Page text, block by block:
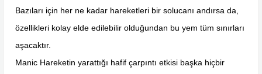
Bazıları için her ne kadar hareketleri bir solucanı andırsa da,
özellikleri kolay elde edilebilir olduğundan bu yem tüm sınırları
aşacaktır.
Manic Hareketin yarattığı hafif çarpıntı etkisi başka hiçbir